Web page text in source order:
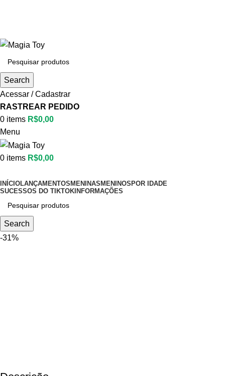
Search
Acessar / Cadastrar
RASTREAR PEDIDO
0 items R$0,00
Menu
0 items R$0,00
INÍCIOLANÇAMENTOSMENINASMENINOSPOR IDADE
SUCESSOS DO TIKTOKINFORMAÇÕES
Search
-31%